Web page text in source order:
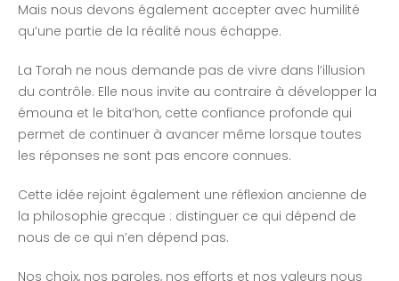
Mais nous devons également accepter avec humilité
qu’une partie de la réalité nous échappe.
La Torah ne nous demande pas de vivre dans l’illusion
du contrôle. Elle nous invite au contraire à développer la
émouna et le bita’hon, cette confiance profonde qui
permet de continuer à avancer même lorsque toutes
les réponses ne sont pas encore connues.
Cette idée rejoint également une réflexion ancienne de
la philosophie grecque : distinguer ce qui dépend de
nous de ce qui n’en dépend pas.
Nos choix, nos paroles, nos efforts et nos valeurs nous